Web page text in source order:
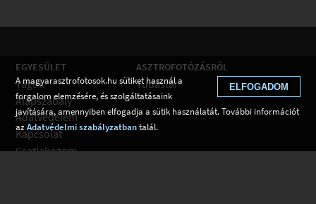
EGYESÜLET
Tagok
Alapszabály
Adatvédelem
Kapcsolat
Csatlakozom
ASZTROFOTÓZÁSRÓL
Tudástár ELFOGADOM
A magyarasztrofotosok.hu sütiket használ a
forgalom elemzésére, és szolgáltatásaink
javítására, amennyiben elfogadja a sütik használatát. További információt
azAdatvédelmi szabályzatbantalál.